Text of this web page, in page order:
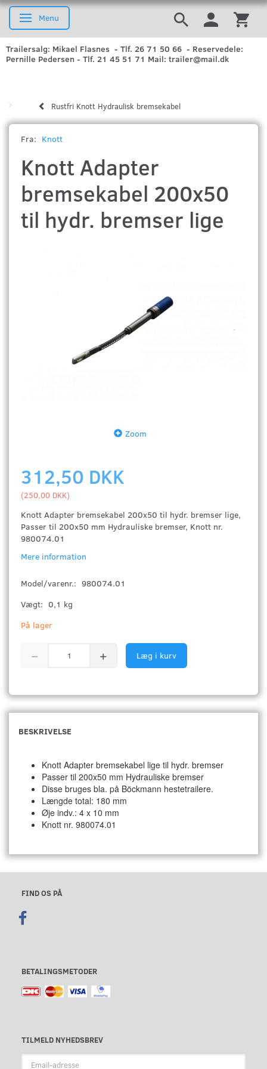
Skifte navigation
Menu
Trailersalg: Mikael Flasnes - Tlf. 26 71 50 66 - Reservedele:
Pernille Pedersen - Tlf. 21 45 51 71 Mail: trailer@mail.dk
Rustfri Knott Hydraulisk bremsekabel
Fra: Knott
Knott Adapter
bremsekabel 200x50
til hydr. bremser lige
Zoom
312,50 DKK
(250,00 DKK)
Knott Adapter bremsekabel 200x50 til hydr. bremser lige,
Passer til 200x50 mm Hydrauliske bremser, Knott nr.
980074.01
Mere information
Model/varenr.: 980074.01
Vægt: 0,1 kg
På lager
Læg i kurv
BESKRIVELSE
Knott Adapter bremsekabel lige til hydr. bremser
Passer til 200x50 mm Hydrauliske bremser
Disse bruges bla. på Böckmann hestetrailere.
Længde total: 180 mm
Øje indv.: 4 x 10 mm
Knott nr. 980074.01
FIND OS PÅ
BETALINGSMETODER
TILMELD NYHEDSBREV